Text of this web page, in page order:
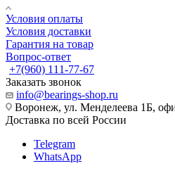
Условия оплаты
Условия доставки
Гарантия на товар
Вопрос-ответ
+7(960) 111-77-67
Заказать звонок
info@bearings-shop.ru
Воронеж, ул. Менделеева 1Б,
Доставка по всей России
Telegram
WhatsApp